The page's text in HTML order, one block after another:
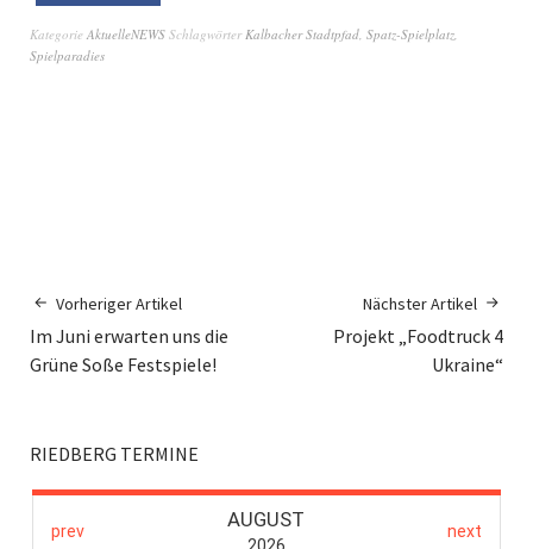
Kategorie AktuelleNEWS SchlagwörterKalbacher Stadtpfad, Spatz-Spielplatz,
Spielparadies
Vorheriger Artikel
Im Juni erwarten uns die
Grüne Soße Festspiele!
Nächster Artikel
Projekt „Foodtruck 4
Ukraine“
RIEDBERG TERMINE